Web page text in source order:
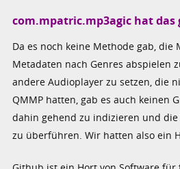
com.mpatric.mp3agic hat das
Da es noch keine Methode gab, die
Metadaten nach Genres abspielen
andere Audioplayer zu setzen, die
QMMP hatten, gab es auch keinen
dahin gehend zu indizieren und die
zu überführen. Wir hatten also ein